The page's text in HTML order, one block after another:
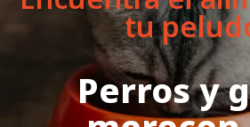
tu
Perros y